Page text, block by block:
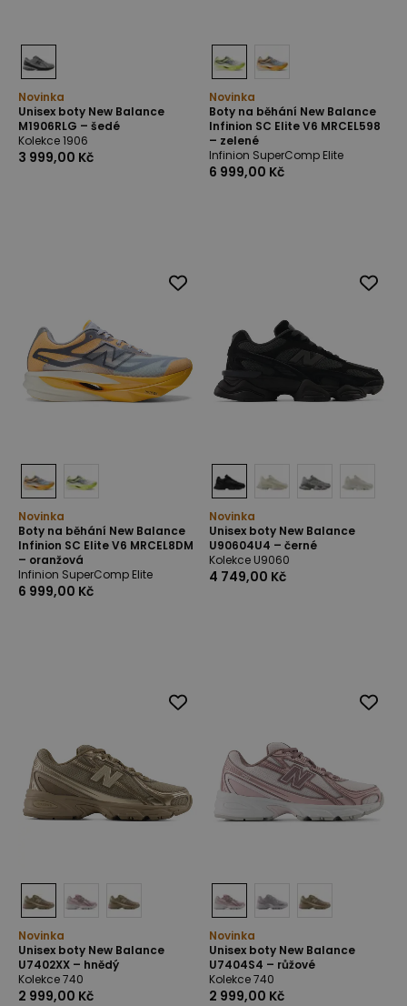
Novinka
Unisex boty New Balance
M1906RLG – šedé
Kolekce 1906
3 999,00 Kč
Novinka
Boty na běhání New Balance
Infinion SC Elite V6 MRCEL598
– zelené
Infinion SuperComp Elite
6 999,00 Kč
Novinka
Boty na běhání New Balance
Infinion SC Elite V6 MRCEL8DM
– oranžová
Infinion SuperComp Elite
6 999,00 Kč
Novinka
Unisex boty New Balance
U90604U4 – černé
Kolekce U9060
4 749,00 Kč
Novinka
Unisex boty New Balance
U7402XX – hnědý
Kolekce 740
2 999,00 Kč
Novinka
Unisex boty New Balance
U7404S4 – růžové
Kolekce 740
2 999,00 Kč